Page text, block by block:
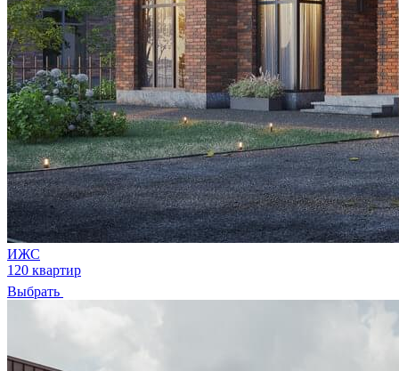
ИЖС
120 квартир
Выбрать